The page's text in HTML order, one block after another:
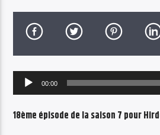
Audio
Player
00:00
18ème épisode de la saison 7 pour